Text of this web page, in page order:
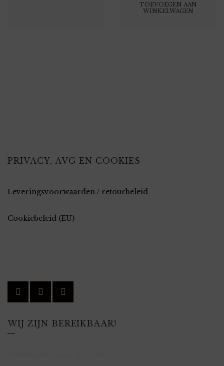
TOEVOEGEN AAN
WINKELWAGEN
PRIVACY, AVG EN COOKIES
Leveringsvoorwaarden / retourbeleid
Cookiebeleid (EU)
WIJ ZIJN BEREIKBAAR!